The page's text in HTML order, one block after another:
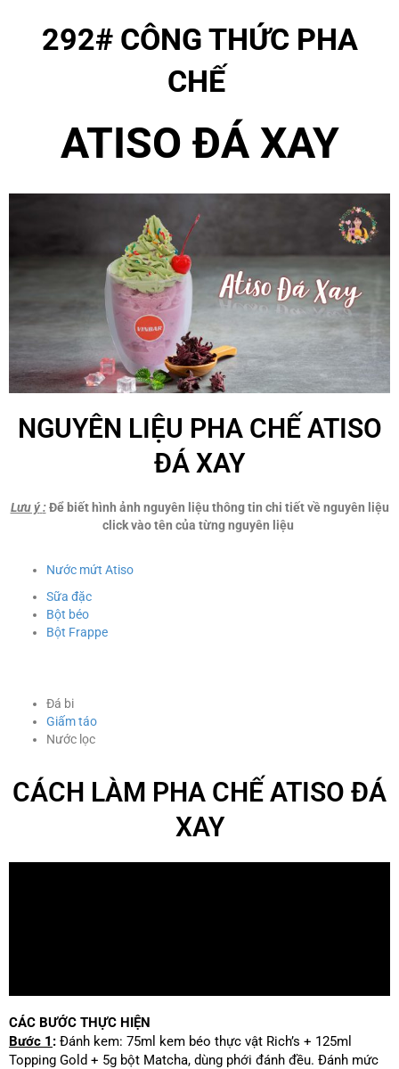
292#CÔNG THỨC PHA
CHẾ
ATISO ĐÁ XAY
NGUYÊN LIỆU PHA CHẾ ATISO
ĐÁ XAY
Lưu ý : Để biết hình ảnh nguyên liệu thông tin chi tiết về nguyên liệu
click vào tên của từng nguyên liệu
Nước mứt Atiso
Sữa đặc
Bột béo
Bột Frappe
Đá bi
Giấm táo
Nước lọc
CÁCH LÀM PHA CHẾ ATISO ĐÁ
XAY
CÁC BƯỚC THỰC HIỆN
Bước 1 : Đánh kem: 75ml kem béo thực vật Rich’s + 125ml
Topping Gold + 5g bột Matcha, dùng phới đánh đều. Đánh mức